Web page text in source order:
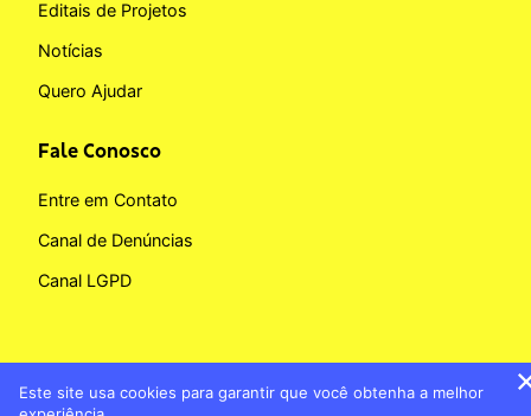
Editais de Projetos
Notícias
Quero Ajudar
Fale Conosco
Entre em Contato
Canal de Denúncias
Canal LGPD
Este site usa cookies para garantir que você obtenha a melhor